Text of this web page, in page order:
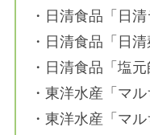
・日清食品「日
・日清食品「日
・日清食品「塩
・東洋水産「マ
・東洋水産「マ